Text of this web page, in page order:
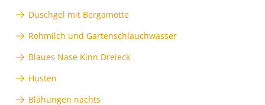
Duschgel mit Bergamotte
Rohmilch und Gartenschlauchwasser
Blaues Nase Kinn Dreieck
Husten
Blähungen nachts